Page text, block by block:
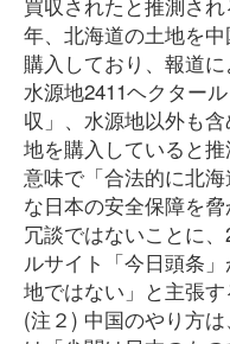
年、北海道の土地を
購入しており、報道
水源地2411ヘクター
収」、水源地以外も
地を購入していると
意味で「合法的に北
な日本の安全保障を
冗談ではないことに
ルサイト「今日頭条
地ではない」と主張す
(注２) 中国のやり方